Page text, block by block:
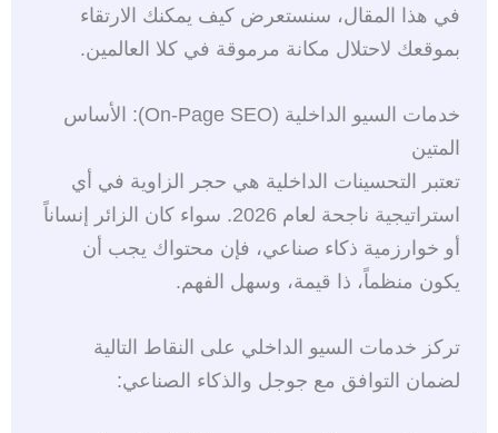
في هذا المقال، سنستعرض كيف يمكنك الارتقاء
بموقعك لاحتلال مكانة مرموقة في كلا العالمين.
خدمات السيو الداخلية (On-Page SEO): الأساس
المتين
تعتبر التحسينات الداخلية هي حجر الزاوية في أي
استراتيجية ناجحة لعام 2026. سواء كان الزائر إنساناً
أو خوارزمية ذكاء صناعي، فإن محتواك يجب أن
يكون منظماً، ذا قيمة، وسهل الفهم.
تركز خدمات السيو الداخلي على النقاط التالية
لضمان التوافق مع جوجل والذكاء الصناعي: